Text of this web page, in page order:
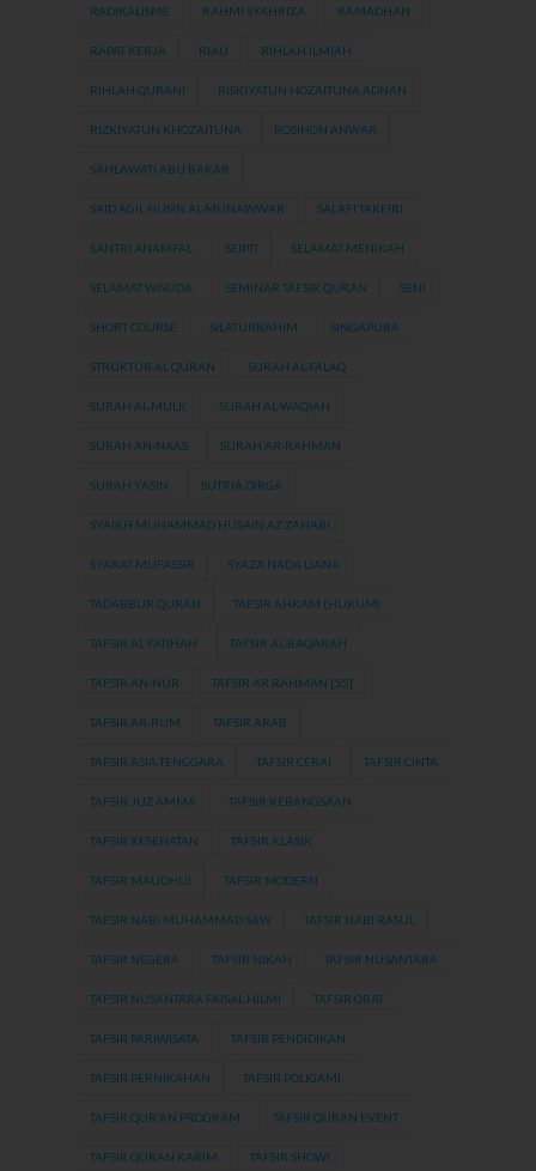
RADIKALISME RAHMI SYAHRIZA RAMADHAN
RAPAT KERJA RIAU RIHLAH ILMIAH
RIHLAH QURANI RISKIYATUN HOZAITUNA ADNAN
RIZKIYATUN KHOZAITUNA ROSIHON ANWAR
SAHLAWATI ABU BAKAR
SAID AGIL HUSIN AL-MUNAWWAR SALAFI TAKFIRI
SANTRI ANAMFAL SEIPTI SELAMAT MENIKAH
SELAMAT WISUDA SEMINAR TAFSIR QURAN SENI
SHORT COURSE SILATURRAHIM SINGAPURA
STRUKTUR AL QURAN SURAH AL-FALAQ
SURAH AL-MULK SURAH AL-WAQIAH
SURAH AN-NAAS SURAH AR-RAHMAN
SURAH YASIN SUTRIA DIRGA
SYAIKH MUHAMMAD HUSAIN AZ ZAHABI
SYARAT MUFASSIR SYAZA NADA LIANA
TADABBUR QURAN TAFSIR AHKAM (HUKUM)
TAFSIR AL FATIHAH TAFSIR AL-BAQARAH
TAFSIR AN-NUR TAFSIR AR RAHMAN [55]
TAFSIR AR-RUM TAFSIR ARAB
TAFSIR ASIA TENGGARA TAFSIR CERAI TAFSIR CINTA
TAFSIR JUZ AMMA TAFSIR KEBANGSAAN
TAFSIR KESEHATAN TAFSIR KLASIK
TAFSIR MAUDHUI TAFSIR MODERN
TAFSIR NABI MUHAMMAD SAW TAFSIR NABI RASUL
TAFSIR NEGERA TAFSIR NIKAH TAFSIR NUSANTARA
TAFSIR NUSANTARA FAISAL HILMI TAFSIR OBAT
TAFSIR PARIWISATA TAFSIR PENDIDIKAN
TAFSIR PERNIKAHAN TAFSIR POLIGAMI
TAFSIR QUR'AN PROGRAM TAFSIR QURAN EVENT
TAFSIR QURAN KARIM TAFSIR SHOWI